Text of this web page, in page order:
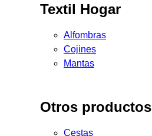
Textil Hogar
Alfombras
Cojines
Mantas
Otros productos
Cestas